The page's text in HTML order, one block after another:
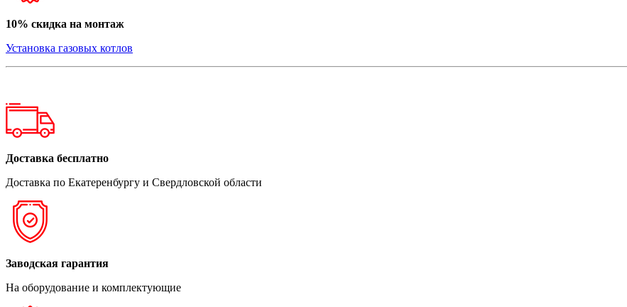
10% скидка на монтаж
Установка газовых котлов
Доставка бесплатно
Доставка по Екатеренбургу и Свердловской области
Заводская гарантия
На оборудование и комплектующие